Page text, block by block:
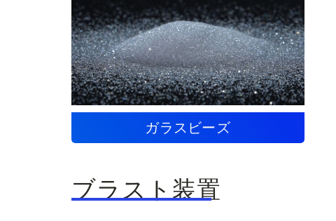
ガラスビーズ
ブラスト装置